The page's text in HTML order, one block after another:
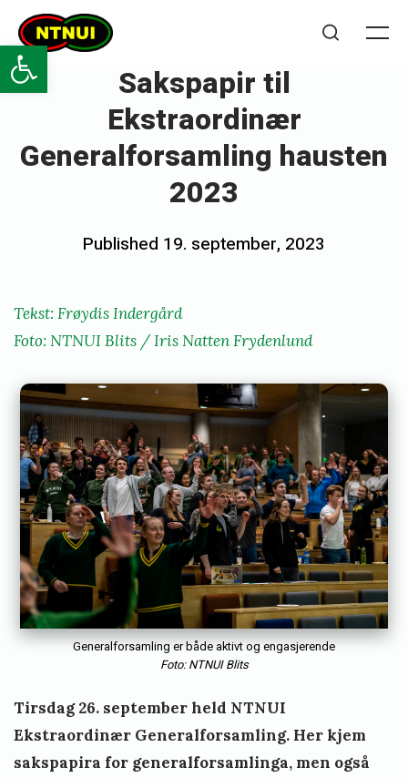
Open toolbar
Skip
content
NTNUI
Sakspapir til
Ekstraordinær
Generalforsamling hausten
2023
Posted
Published 19. september, 2023
y
d
i
s
Tekst: Frøydis Indergård
Foto: NTNUI Blits / Iris Natten Frydenlund
Generalforsamling er både aktivt og engasjerende
Foto: NTNUI Blits
Tirsdag 26. september held NTNUI
Ekstraordinær Generalforsamling. Her kjem
sakspapira for generalforsamlinga, men også